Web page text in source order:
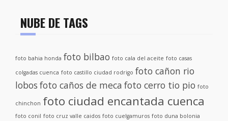
NUBE DE TAGS
foto bahia honda foto bilbao foto cala del aceite foto casas
colgadas cuenca foto castillo ciudad rodrigo foto cañon rio
lobos foto caños de meca foto cerro tio pio foto
chinchon foto ciudad encantada cuenca
foto conil foto cruz valle caidos foto cuelgamuros foto duna bolonia